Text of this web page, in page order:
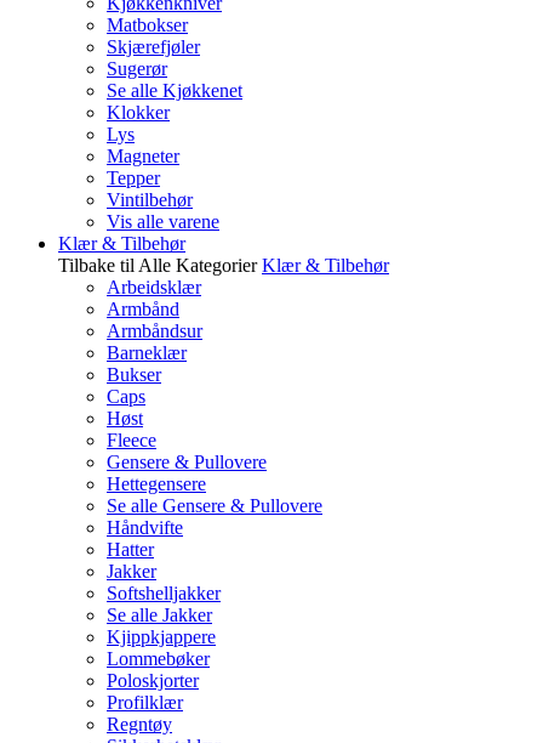
Matbokser
Skjærefjøler
Sugerør
Se alle Kjøkkenet
Klokker
Lys
Magneter
Tepper
Vintilbehør
Vis alle varene
Klær & Tilbehør
Tilbake til Alle Kategorier Klær & Tilbehør
Arbeidsklær
Armbånd
Armbåndsur
Barneklær
Bukser
Caps
Høst
Fleece
Gensere & Pullovere
Hettegensere
Se alle Gensere & Pullovere
Håndvifte
Hatter
Jakker
Softshelljakker
Se alle Jakker
Kjippkjappere
Lommebøker
Poloskjorter
Profilklær
Regntøy